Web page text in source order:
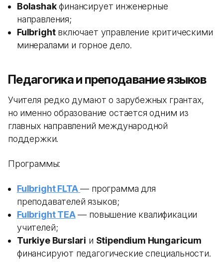
Bolashakфинансирует инженерные
направления;
Fulbrightвключает управление критическими
минералами и горное дело.
Педагогика и преподавание языков
Учителя редко думают о зарубежных грантах,
но именно образование остается одним из
главных направлений международной
поддержки.
Программы:
Fulbright FLTA — программа для
преподавателей языков;
Fulbright TEA— повышение квалификации
учителей;
Turkiye Burslari и Stipendium Hungaricum
финансируют педагогические специальности.